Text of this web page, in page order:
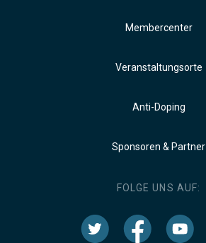
Membercenter
Veranstaltungsorte
Anti-Doping
Sponsoren & Partner
FOLGE UNS AUF: